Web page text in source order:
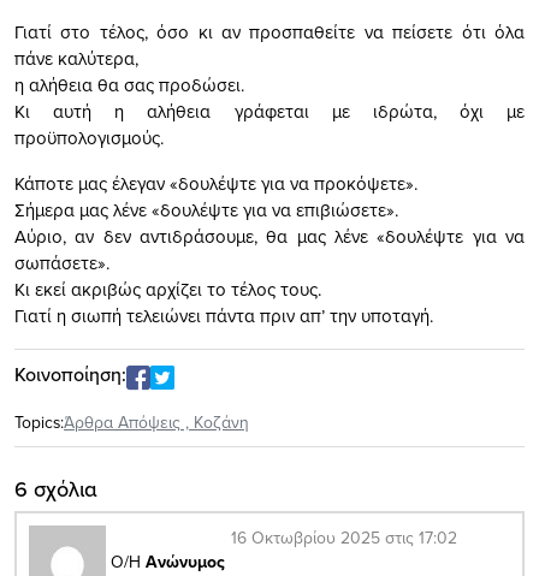
Γιατί στο τέλος, όσο κι αν προσπαθείτε να πείσετε ότι όλα
πάνε καλύτερα,
η αλήθεια θα σας προδώσει.
Κι αυτή η αλήθεια γράφεται με ιδρώτα, όχι με
προϋπολογισμούς.
Κάποτε μας έλεγαν «δουλέψτε για να προκόψετε».
Σήμερα μας λένε «δουλέψτε για να επιβιώσετε».
Αύριο, αν δεν αντιδράσουμε, θα μας λένε «δουλέψτε για να
σωπάσετε».
Κι εκεί ακριβώς αρχίζει το τέλος τους.
Γιατί η σιωπή τελειώνει πάντα πριν απ’ την υποταγή.
Κοινοποίηση:
Topics:Άρθρα Απόψεις , Κοζάνη
6 σχόλια
Ο/Η Ανώνυμος
16 Οκτωβρίου 2025 στις 17:02